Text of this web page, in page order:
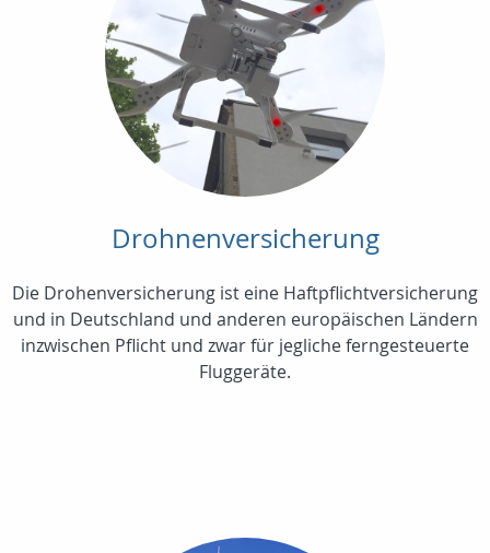
Drohnenversicherung
Die Drohenversicherung ist eine Haftpflichtversicherung
und in Deutschland und anderen europäischen Ländern
inzwischen Pflicht und zwar für jegliche ferngesteuerte
Fluggeräte.